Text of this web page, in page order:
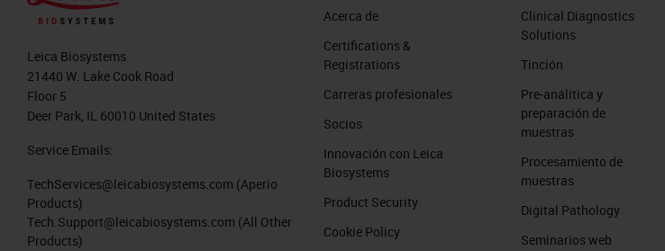
Leica Biosystems
21440 W. Lake Cook Road
Floor 5
Deer Park, IL 60010 United States
Service Emails:
TechServices@leicabiosystems.com (Aperio
Products)
Tech.Support@leicabiosystems.com (All Other
Products)
Acerca de
Certifications &
Registrations
Carreras profesionales
Socios
Innovación con Leica
Biosystems
Product Security
Cookie Policy
Clinical Diagnostics
Solutions
Tinción
Pre-análitica y
preparación de
muestras
Procesamiento de
muestras
Digital Pathology
Seminarios web